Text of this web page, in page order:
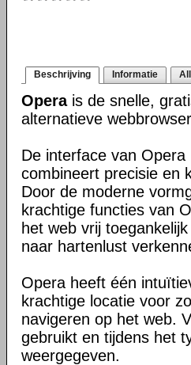
Beschrijving Informatie
Operais de snelle,
alternatieve
De interface van Opera
combineert precisie en
Door de moderne
krachtige functies van
het web vrij
naar hartenlust
Opera heeft één
krachtige locatie voor
navigeren op het web.
gebruikt en tijdens het
weergegeven.